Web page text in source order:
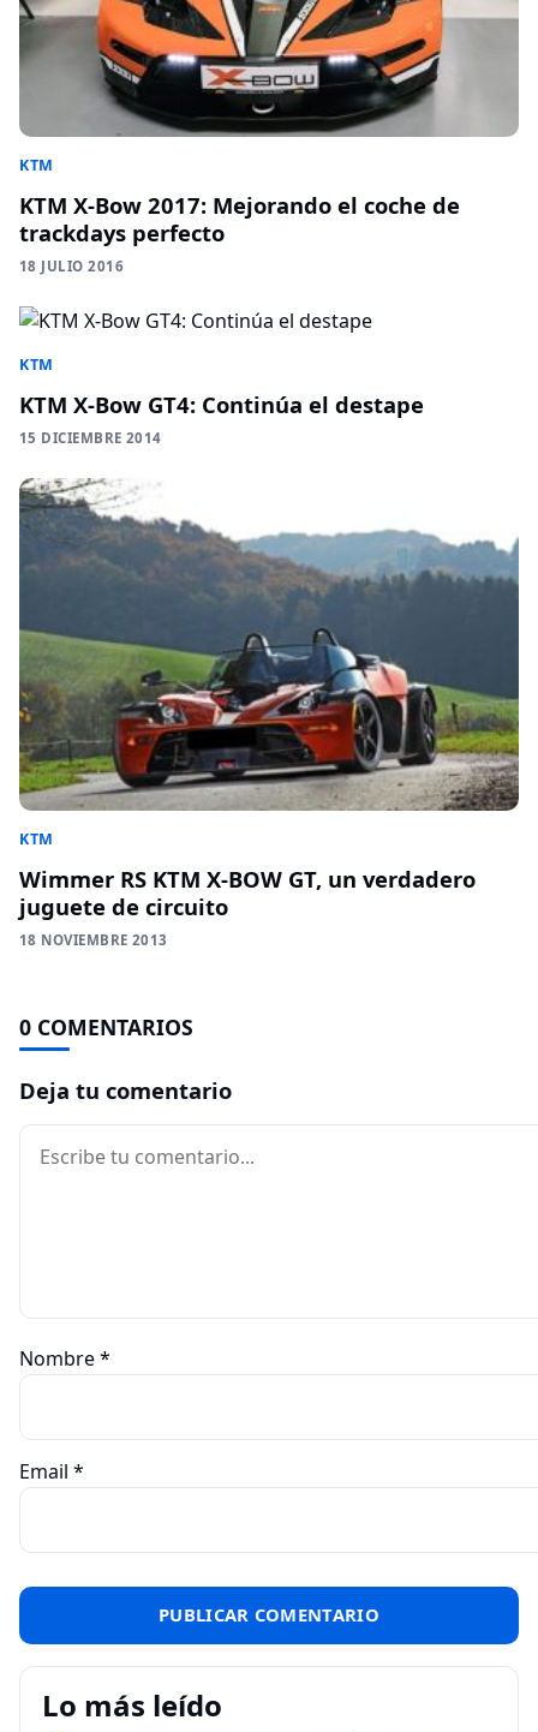
KTM
KTM X-Bow 2017: Mejorando el coche de
trackdays perfecto
18 JULIO 2016
KTM
KTM X-Bow GT4: Continúa el destape
15 DICIEMBRE 2014
KTM
Wimmer RS KTM X-BOW GT, un verdadero
juguete de circuito
18 NOVIEMBRE 2013
0 COMENTARIOS
Deja tu comentario
Comentario
Nombre*
Email *
Lo más leído